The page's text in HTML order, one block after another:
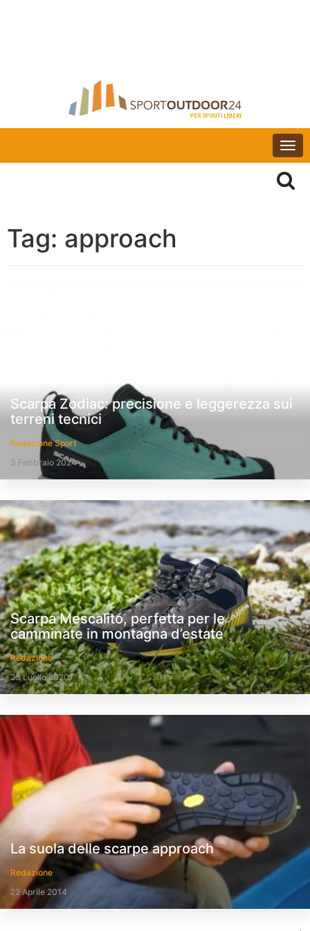
Tag: approach
Scarpa Zodiac: precisione e leggerezza sui
terreni tecnici
Redazione Sport
3 Febbraio 2024
Scarpa Mescalito, perfetta per le
camminate in montagna d’estate
Redazione
23 Luglio 2020
La suola delle scarpe approach
Redazione
22 Aprile 2014